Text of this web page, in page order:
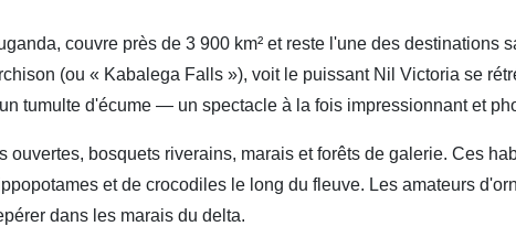
couvre près de 3 900 km² et reste l'une des destinations
(ou « Kabalega Falls »), voit le puissant Nil Victoria se
tumulte d'écume — un spectacle à la fois impressionnant et
bosquets riverains, marais et forêts de galerie. Ces
et de crocodiles le long du fleuve. Les amateurs
dans les marais du delta.